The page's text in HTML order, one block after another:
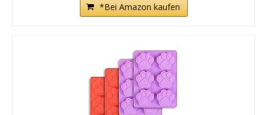
*Bei Amazon kaufen